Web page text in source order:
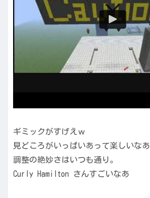
ギミックがすげえｗ
見どころがいっぱいあって楽しいなあ
調整の絶妙さはいつも通り。
Curly Hamilton さんすごいなあ